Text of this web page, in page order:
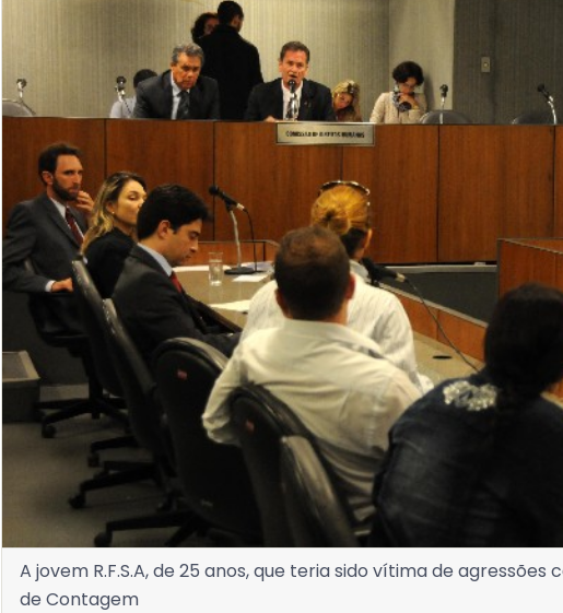
A jovem R.F.S.A, de 25 anos, que teria sido vítima de
de Contagem